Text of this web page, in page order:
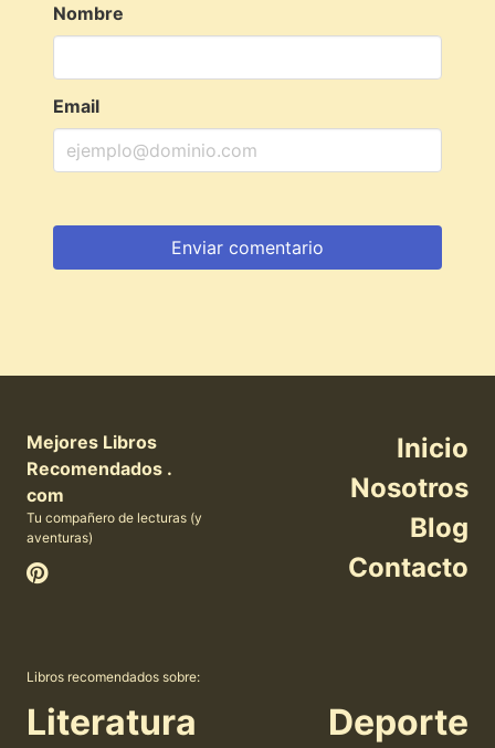
Nombre
Email
Mejores Libros
Recomendados .
com
Tu compañero de lecturas (y
aventuras)
Inicio
Nosotros
Blog
Contacto
Libros recomendados sobre:
Literatura Deporte